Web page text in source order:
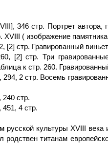
346 стр. Портрет
XVIII ( изображение
[2] стр. Гравированный
[2] стр. Три
к стр. 260.
294, 2 стр. Восемь
240 стр.
451, 4 стр.
русской культуры XVIII века
родствен титанам